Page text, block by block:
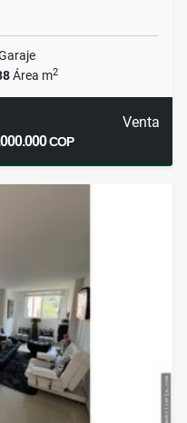
Área m2
Venta
COP